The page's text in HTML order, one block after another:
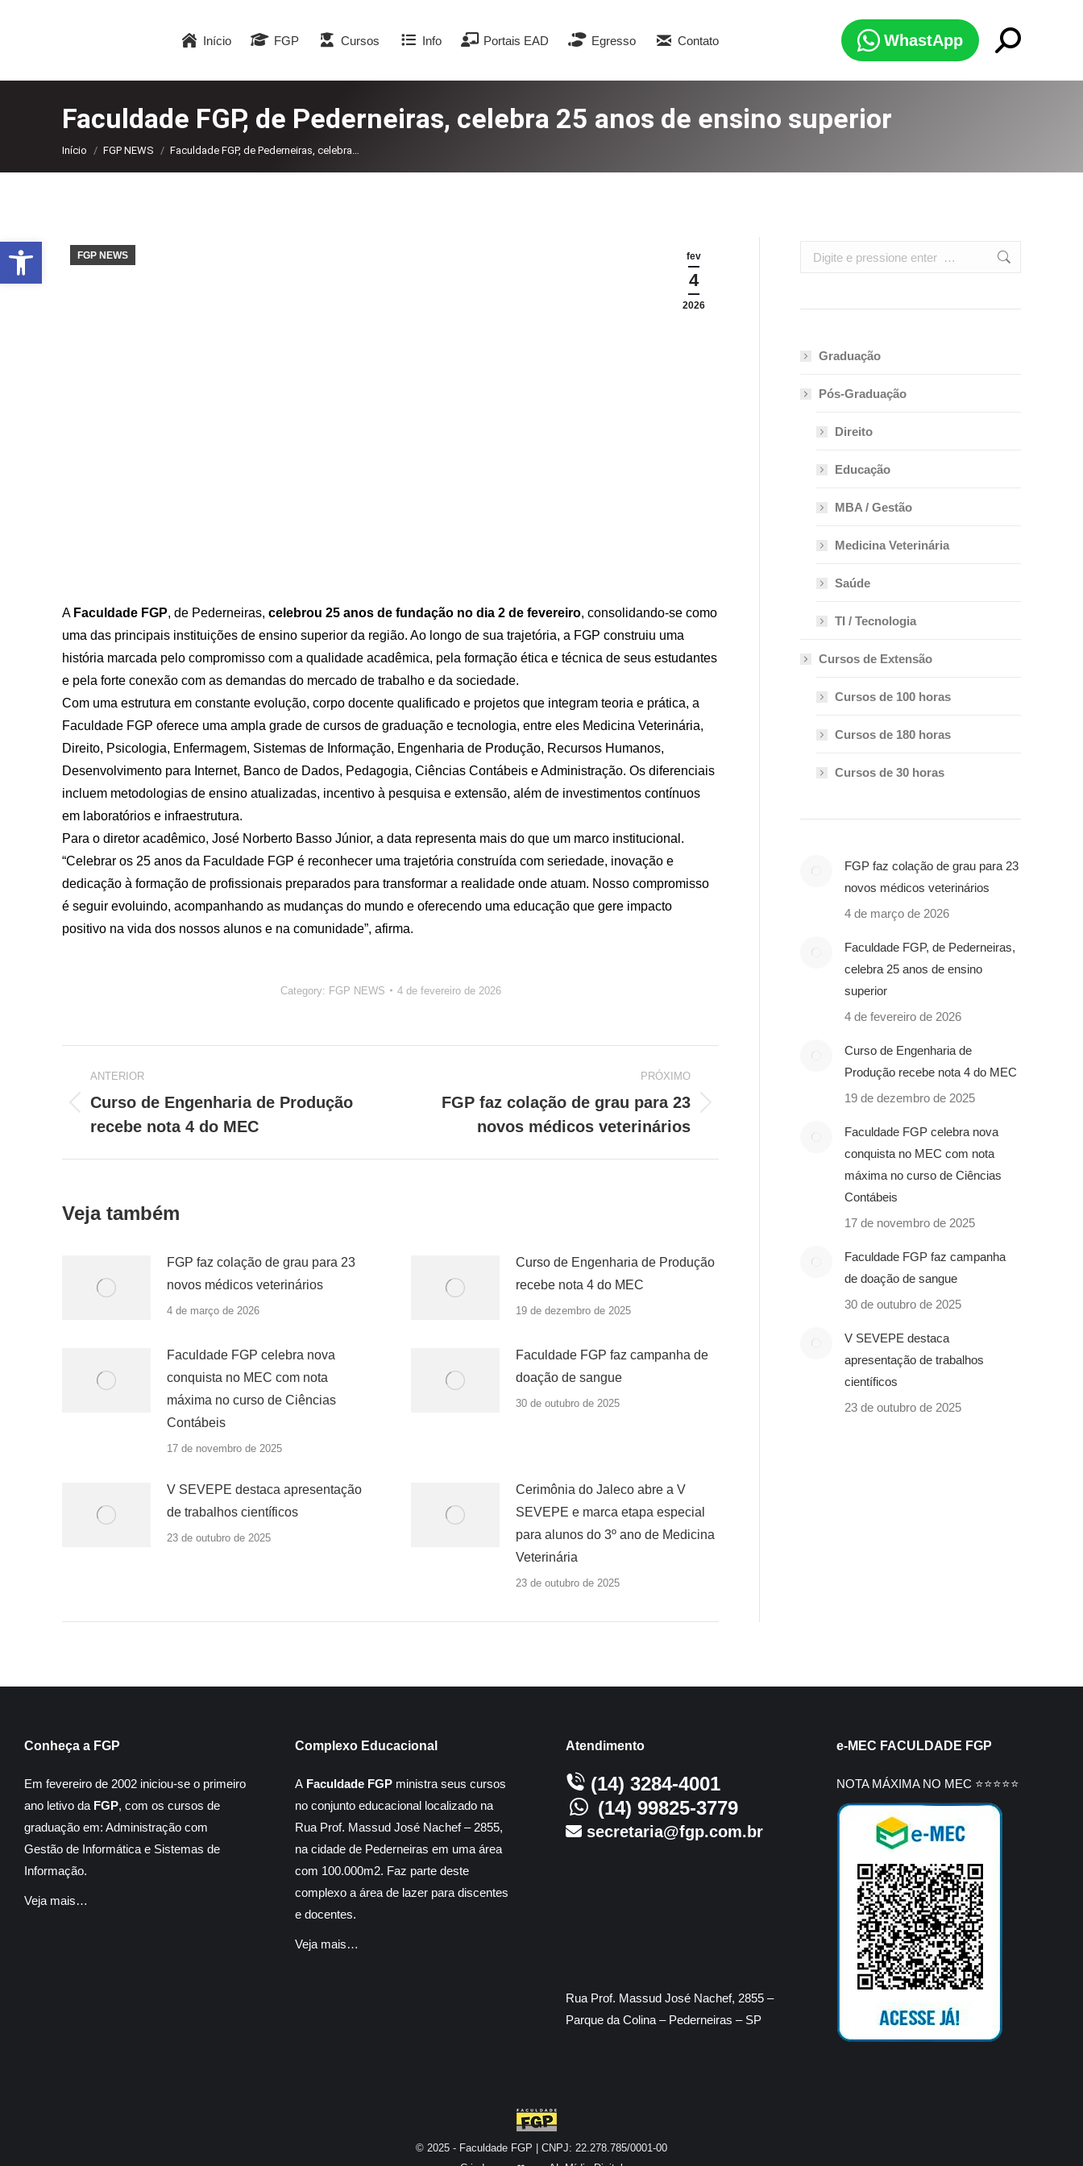
Início FGP Cursos Info Portais EAD Egresso Contato WhastApp Search:
Faculdade FGP, de Pederneiras, celebra 25 anos de ensino superior
Você está aqui:
Início FGP NEWS Faculdade FGP, de Pederneiras, celebra…
fev
4
2026
FGP NEWS
A Faculdade FGP, de Pederneiras, celebrou 25 anos de fundação no dia 2 de fevereiro, consolidando-se como
uma das principais instituições de ensino superior da região. Ao longo de sua trajetória, a FGP construiu uma
história marcada pelo compromisso com a qualidade acadêmica, pela formação ética e técnica de seus estudantes
e pela forte conexão com as demandas do mercado de trabalho e da sociedade.
Com uma estrutura em constante evolução, corpo docente qualificado e projetos que integram teoria e prática, a
Faculdade FGP oferece uma ampla grade de cursos de graduação e tecnologia, entre eles Medicina Veterinária,
Direito, Psicologia, Enfermagem, Sistemas de Informação, Engenharia de Produção, Recursos Humanos,
Desenvolvimento para Internet, Banco de Dados, Pedagogia, Ciências Contábeis e Administração. Os diferenciais
incluem metodologias de ensino atualizadas, incentivo à pesquisa e extensão, além de investimentos contínuos
em laboratórios e infraestrutura.
Para o diretor acadêmico, José Norberto Basso Júnior, a data representa mais do que um marco institucional.
“Celebrar os 25 anos da Faculdade FGP é reconhecer uma trajetória construída com seriedade, inovação e
dedicação à formação de profissionais preparados para transformar a realidade onde atuam. Nosso compromisso
é seguir evoluindo, acompanhando as mudanças do mundo e oferecendo uma educação que gere impacto
positivo na vida dos nossos alunos e na comunidade”, afirma.
Category: FGP NEWS 4 de fevereiro de 2026
de
post:
ANTERIOR
Post
anterior:
Curso de Engenharia de Produção
recebe nota 4 do MEC
PRÓXIMO
Próximo
FGP faz colação de grau para 23
novos médicos veterinários
Veja também
FGP faz colação de grau para 23
novos médicos veterinários
4 de março de 2026
Curso de Engenharia de Produção
recebe nota 4 do MEC
19 de dezembro de 2025
Faculdade FGP celebra nova
conquista no MEC com nota
máxima no curso de Ciências
Contábeis
17 de novembro de 2025
Faculdade FGP faz campanha de
doação de sangue
30 de outubro de 2025
V SEVEPE destaca apresentação
de trabalhos científicos
23 de outubro de 2025
Cerimônia do Jaleco abre a V
SEVEPE e marca etapa especial
para alunos do 3º ano de Medicina
Veterinária
23 de outubro de 2025
Search:
Graduação
Pós-Graduação
Direito
Educação
MBA / Gestão
Medicina Veterinária
Saúde
TI / Tecnologia
Cursos de Extensão
Cursos de 100 horas
Cursos de 180 horas
Cursos de 30 horas
FGP faz colação de grau para 23
novos médicos veterinários
4 de março de 2026
Faculdade FGP, de Pederneiras,
celebra 25 anos de ensino
superior
4 de fevereiro de 2026
Curso de Engenharia de
Produção recebe nota 4 do MEC
19 de dezembro de 2025
Faculdade FGP celebra nova
conquista no MEC com nota
máxima no curso de Ciências
Contábeis
17 de novembro de 2025
Faculdade FGP faz campanha
de doação de sangue
30 de outubro de 2025
V SEVEPE destaca
apresentação de trabalhos
científicos
23 de outubro de 2025
Conheça a FGP
Em fevereiro de 2002 iniciou-se o primeiro
ano letivo da FGP, com os cursos de
graduação em: Administração com
Gestão de Informática e Sistemas de
Informação.
Veja mais…
Complexo Educacional
A Faculdade FGP ministra seus cursos
no conjunto educacional localizado na
Rua Prof. Massud José Nachef – 2855,
na cidade de Pederneiras em uma área
com 100.000m2. Faz parte deste
complexo a área de lazer para discentes
e docentes.
Veja mais…
Atendimento
(14) 3284-4001
(14) 99825-3779
secretaria@fgp.com.br
Rua Prof. Massud José Nachef, 2855 –
Parque da Colina – Pederneiras – SP
e-MEC FACULDADE FGP
NOTA MÁXIMA NO MEC ⭐⭐⭐⭐⭐
© 2025 - Faculdade FGP | CNPJ: 22.278.785/0001-00
Abrir a barra de ferramentas